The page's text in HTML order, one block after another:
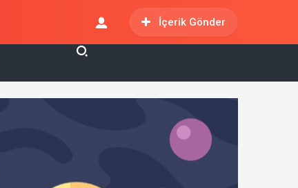
İçerik Gönder